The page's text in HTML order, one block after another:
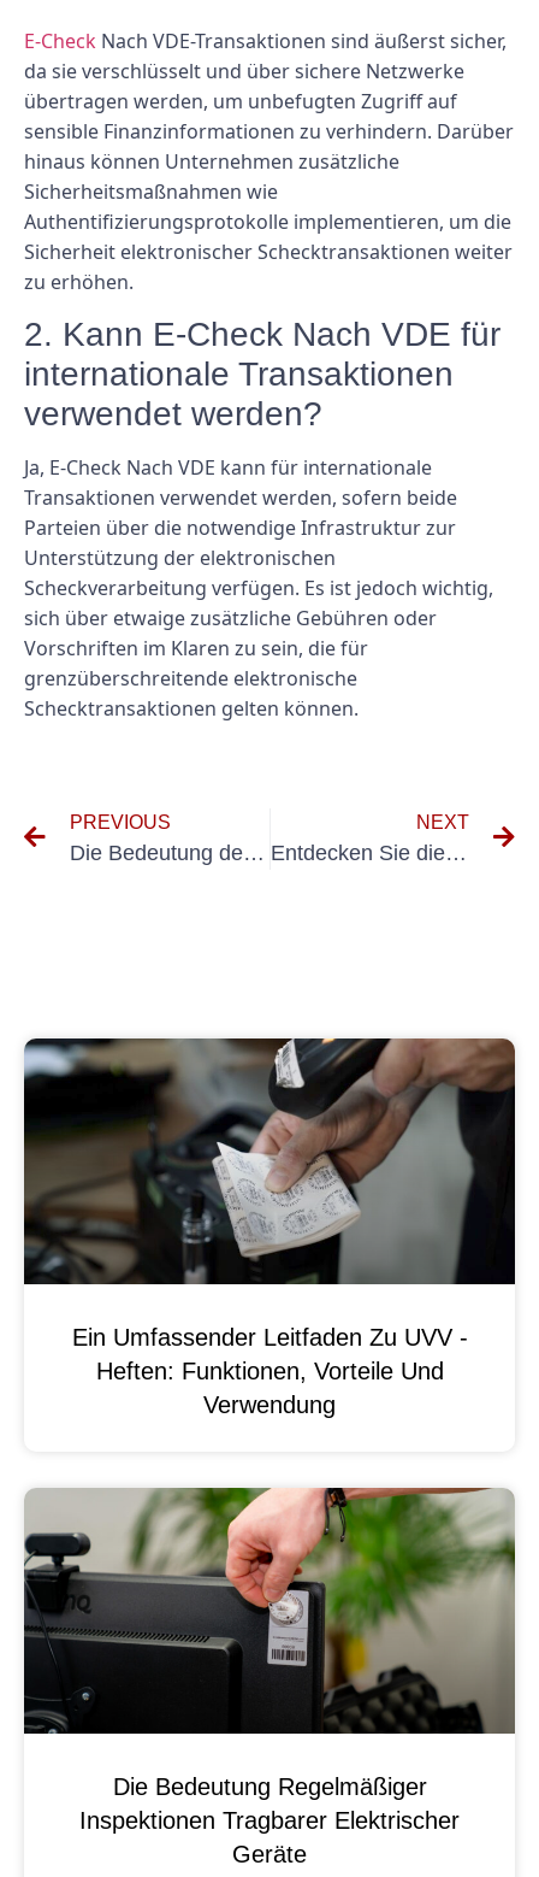
E-Check Nach VDE-Transaktionen sind äußerst sicher,
da sie verschlüsselt und über sichere Netzwerke
übertragen werden, um unbefugten Zugriff auf
sensible Finanzinformationen zu verhindern. Darüber
hinaus können Unternehmen zusätzliche
Sicherheitsmaßnahmen wie
Authentifizierungsprotokolle implementieren, um die
Sicherheit elektronischer Schecktransaktionen weiter
zu erhöhen.
2. Kann E-Check Nach VDE für
internationale Transaktionen
verwendet werden?
Ja, E-Check Nach VDE kann für internationale
Transaktionen verwendet werden, sofern beide
Parteien über die notwendige Infrastruktur zur
Unterstützung der elektronischen
Scheckverarbeitung verfügen. Es ist jedoch wichtig,
sich über etwaige zusätzliche Gebühren oder
Vorschriften im Klaren zu sein, die für
grenzüberschreitende elektronische
Schecktransaktionen gelten können.
PREVIOUS
Die Bedeutung der Prüfung ortsveränderlicher Geräte mit Gossen Metrawatt
NEXT
Entdecken Sie die Funktionen und Vorteile des Modells 0100 600
Ein Umfassender Leitfaden Zu UVV -
Heften: Funktionen, Vorteile Und
Verwendung
Die Bedeutung Regelmäßiger
Inspektionen Tragbarer Elektrischer
Geräte